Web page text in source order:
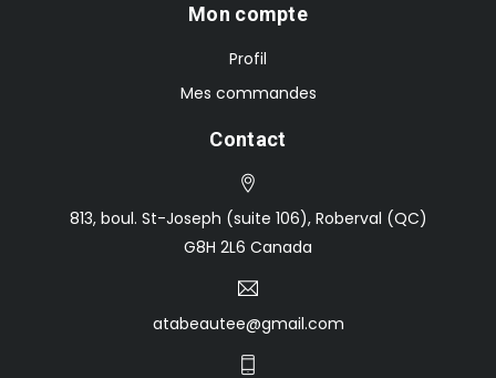
Mon compte
Profil
Mes commandes
Contact
813, boul. St-Joseph (suite 106), Roberval (QC)
G8H 2L6 Canada
atabeautee@gmail.com